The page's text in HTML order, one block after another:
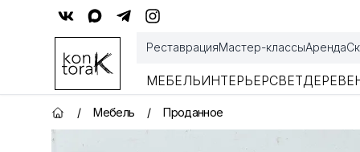
РеставрацияМастер-классыАренда
МЕБЕЛЬИНТЕРЬЕРСВЕТ
Главная страница
/ Мебель / Проданное